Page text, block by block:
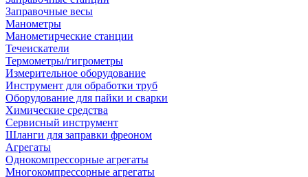
Заправочные весы
Манометры
Манометирческие станции
Течеискатели
Термометры/гигрометры
Измерительное оборудование
Инструмент для обработки труб
Оборудование для пайки и сварки
Химические средства
Сервисный инструмент
Шланги для заправки фреоном
Агрегаты
Однокомпрессорные агрегаты
Многокомпрессорные агрегаты